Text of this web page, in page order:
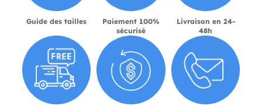
Guide des tailles
Paiement 100%
sécurisé
Livraison en 24-
48h